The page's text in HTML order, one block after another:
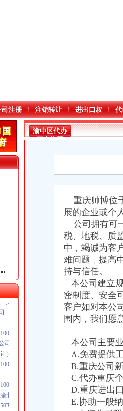
司注册 注销转让 进出口权
万 (进出口权)
司 渝九1000万 （增资）
北100万 （进出口权）
万 （工商注册）
工商注册）
万 (进出口权)
渝九1000万 （增资）
）
万 （工商注册）
万 （进出口权）
北100万 （进出口权）
万 （工商注册）
工商注册）
渝中区代办
工商执照
重庆帅博位
展的企业或个
公司拥有可
税、地税、质
中，竭诚为客
难问题，提高
持与信任。
本公司建立
密制度、安全
客户如对本公
围内，我们愿
本公司主要
A.免费提供
B.重庆公司
C.代办重庆
D.重庆进出
E.协助一般